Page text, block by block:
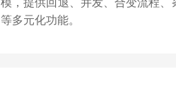
模，提供回退、并发、合变流程、
等多元化功能。